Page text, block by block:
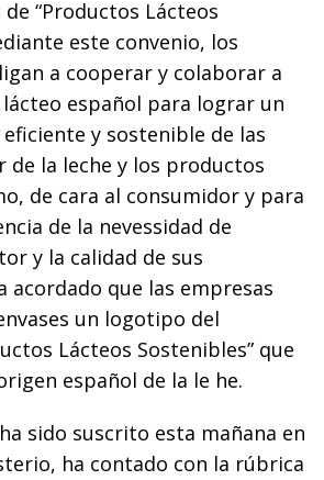
“Productos Lácteos
este convenio, los
a cooperar y colaborar a
español para lograr un
y sostenible de las
de la leche y los productos
de cara al consumidor y para
de la nevessidad de
y la calidad de sus
acordado que las empresas
un logotipo del
Lácteos Sostenibles” que
español de la le he.
sido suscrito esta mañana en
ha contado con la rúbrica